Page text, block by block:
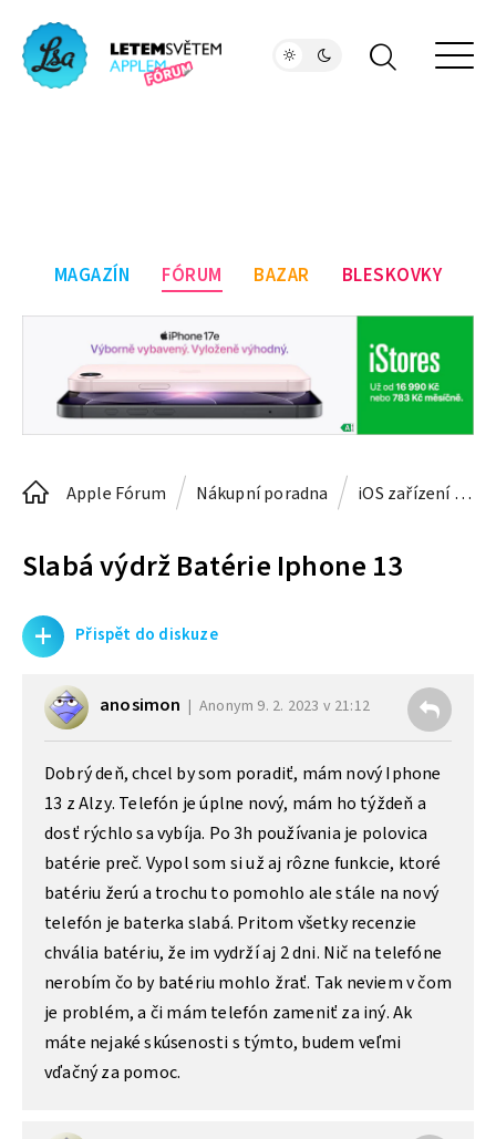
MAGAZÍN FÓRUM BAZAR BLESKOVKY
Apple Fórum Nákupní poradna iOS zařízení
Slabá výdrž Batérie Iphone 13
+ Přispět do diskuze
anosimon Anonym 9. 2. 2023 v 21:12
Dobrý deň, chcel by som poradiť, mám nový Iphone
13 z Alzy. Telefón je úplne nový, mám ho týždeň a
dosť rýchlo sa vybíja. Po 3h používania je polovica
batérie preč. Vypol som si už aj rôzne funkcie, ktoré
batériu žerú a trochu to pomohlo ale stále na nový
telefón je baterka slabá. Pritom všetky recenzie
chvália batériu, že im vydrží aj 2 dni. Nič na telefóne
nerobím čo by batériu mohlo žrať. Tak neviem v čom
je problém, a či mám telefón zameniť za iný. Ak
máte nejaké skúsenosti s týmto, budem veľmi
vďačný za pomoc.